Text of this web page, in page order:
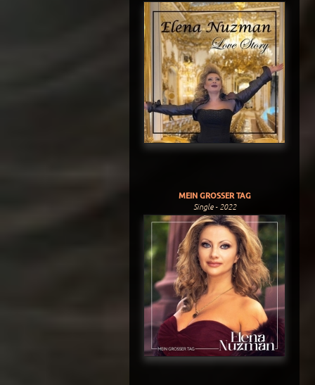
MEIN GROSSER TAG
Single - 2022